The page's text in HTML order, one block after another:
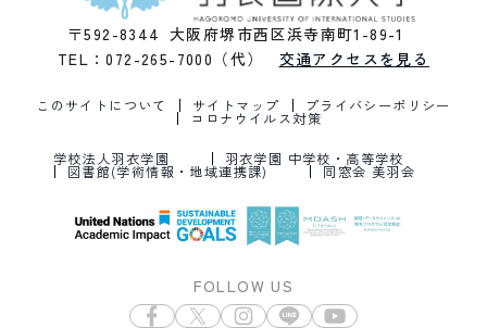
〒592-8344 大阪府堺市西区浜寺南町1-89-1
TEL：072-265-7000（代）
交通アクセスを見る
このサイトについて サイトマップ プライバシーポリシー
コロナウイルス対策
学校法人羽衣学園 羽衣学園 中学校・高等学校
図書館(学術情報・地域連携課) 同窓会 美羽会
FOLLOW US